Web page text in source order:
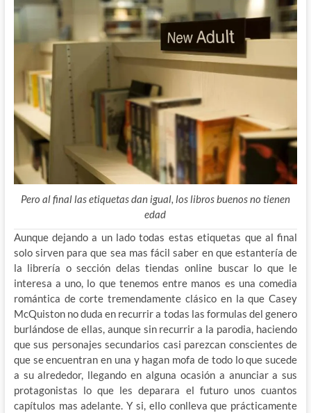
Pero al final las etiquetas dan igual, los libros buenos no tienen
edad
Aunque dejando a un lado todas estas etiquetas que al final
solo sirven para que sea mas fácil saber en que estantería de
la librería o sección delas tiendas online buscar lo que le
interesa a uno, lo que tenemos entre manos es una comedia
romántica de corte tremendamente clásico en la que Casey
McQuiston no duda en recurrir a todas las formulas del genero
burlándose de ellas, aunque sin recurrir a la parodia, haciendo
que sus personajes secundarios casi parezcan conscientes de
que se encuentran en una y hagan mofa de todo lo que sucede
a su alrededor, llegando en alguna ocasión a anunciar a sus
protagonistas lo que les deparara el futuro unos cuantos
capítulos mas adelante. Y si, ello conlleva que prácticamente